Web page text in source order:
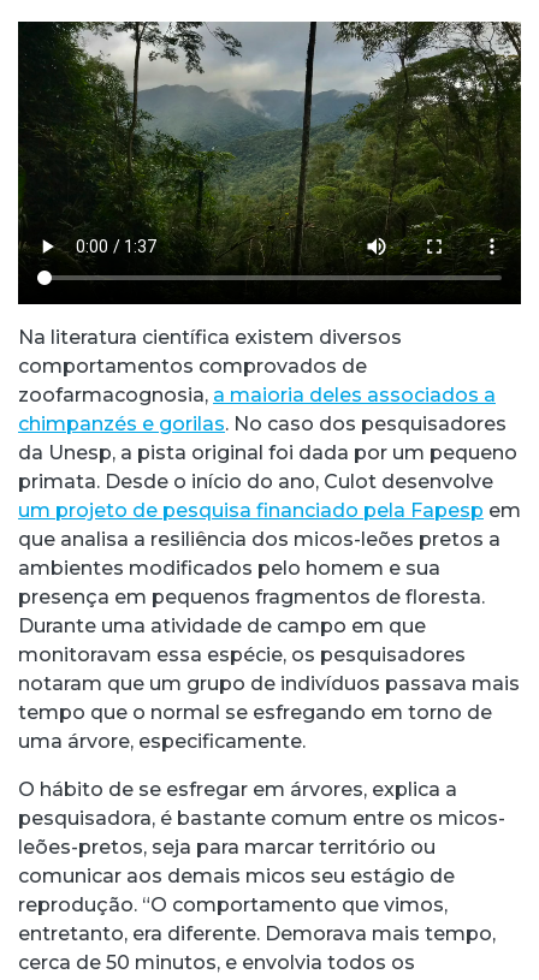
Na literatura científica existem diversos
comportamentos comprovados de
zoofarmacognosia, a maioria deles associados a
chimpanzés e gorilas. No caso dos pesquisadores
da Unesp, a pista original foi dada por um pequeno
primata. Desde o início do ano, Culot desenvolve
um projeto de pesquisa financiado pela Fapesp em
que analisa a resiliência dos micos-leões pretos a
ambientes modificados pelo homem e sua
presença em pequenos fragmentos de floresta.
Durante uma atividade de campo em que
monitoravam essa espécie, os pesquisadores
notaram que um grupo de indivíduos passava mais
tempo que o normal se esfregando em torno de
uma árvore, especificamente.
O hábito de se esfregar em árvores, explica a
pesquisadora, é bastante comum entre os micos-
leões-pretos, seja para marcar território ou
comunicar aos demais micos seu estágio de
reprodução. “O comportamento que vimos,
entretanto, era diferente. Demorava mais tempo,
cerca de 50 minutos, e envolvia todos os